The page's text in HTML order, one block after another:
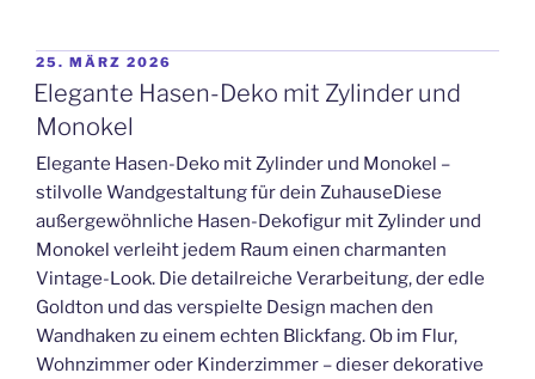
VERÖFFENTLICHT
AM
25. MÄRZ 2026
Elegante Hasen-Deko mit Zylinder und
Monokel
Elegante Hasen-Deko mit Zylinder und Monokel –
stilvolle Wandgestaltung für dein ZuhauseDiese
außergewöhnliche Hasen-Dekofigur mit Zylinder und
Monokel verleiht jedem Raum einen charmanten
Vintage-Look. Die detailreiche Verarbeitung, der edle
Goldton und das verspielte Design machen den
Wandhaken zu einem echten Blickfang. Ob im Flur,
Wohnzimmer oder Kinderzimmer – dieser dekorative